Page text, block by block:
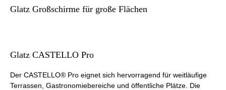
Glatz Großschirme für große Flächen
Glatz CASTELLO Pro
Der CASTELLO® Pro eignet sich hervorragend für weitläufige
Terrassen, Gastronomiebereiche und öffentliche Plätze. Die